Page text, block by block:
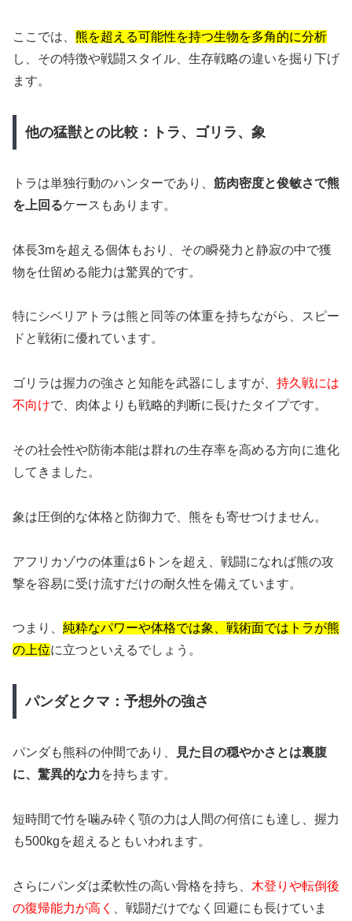
ここでは、 熊を超える可能性を持つ生物を多角的に分析
し、その特徴や戦闘スタイル、生存戦略の違いを掘り下げ
ます。
他の猛獣との比較：トラ、ゴリラ、象
トラは単独行動のハンターであり、 筋肉密度と俊敏さで熊
を上回るケースもあります。
体長3mを超える個体もおり、その瞬発力と静寂の中で獲
物を仕留める能力は驚異的です。
特にシベリアトラは熊と同等の体重を持ちながら、スピー
ドと戦術に優れています。
ゴリラは握力の強さと知能を武器にしますが、 持久戦には
不向けで、肉体よりも戦略的判断に長けたタイプです。
その社会性や防衛本能は群れの生存率を高める方向に進化
してきました。
象は圧倒的な体格と防御力で、熊をも寄せつけません。
アフリカゾウの体重は6トンを超え、戦闘になれば熊の攻
撃を容易に受け流すだけの耐久性を備えています。
つまり、 純粋なパワーや体格では象、戦術面ではトラが熊
の上位に立つといえるでしょう。
パンダとクマ：予想外の強さ
パンダも熊科の仲間であり、
見た目の穏やかさとは裏腹
に、驚異的な力を持ちます。
短時間で竹を噛み砕く顎の力は人間の何倍にも達し、握力
も500kgを超えるともいわれます。
さらにパンダは柔軟性の高い骨格を持ち、 木登りや転倒後
の復帰能力が高く
、戦闘だけでなく回避にも長けていま